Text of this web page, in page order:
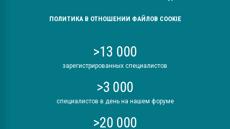
ПОЛИТИКА В ОТНОШЕНИИ ФАЙЛОВ COOKIE
>13 000
зарегистрированных специалистов
>3 000
специалистов в день на нашем форуме
>20 000